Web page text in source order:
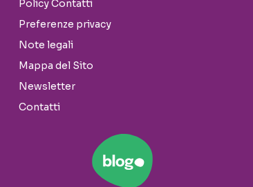
Policy Contatti
Preferenze privacy
Note legali
Mappa del Sito
Newsletter
Contatti